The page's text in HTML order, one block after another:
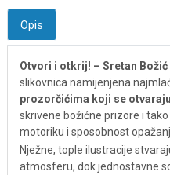
Opis
Otvori i otkrij! – Sretan Božić
slikovnica namijenjena
prozorčićima koji se otvaraju
skrivene božićne prizore i
motoriku i sposobnost
Nježne, tople ilustracije
atmosferu, dok jednostavne